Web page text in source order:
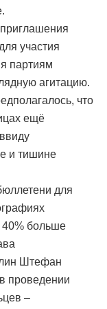
участия
партиям
агитацию.
что
ещё
и тишине
для
40% больше
Штефан
проведении
–